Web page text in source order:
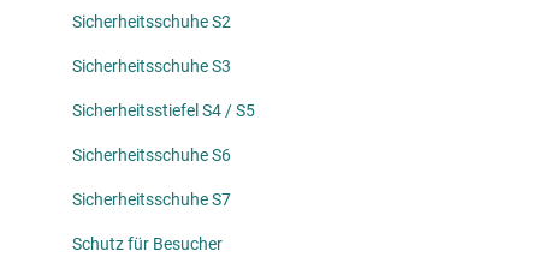
Sicherheitsschuhe S2
Sicherheitsschuhe S3
Sicherheitsstiefel S4 / S5
Sicherheitsschuhe S6
Sicherheitsschuhe S7
Schutz für Besucher